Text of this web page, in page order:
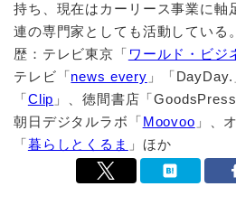
持ち、現在はカーリース事業に軸
連の専門家としても活動している
歴：テレビ東京「 ワールド・ビジ
テレビ「news every 」「
「Clip 」、徳間書店「
朝日デジタルラボ「Moovoo 」、
「暮らしとくるま 」ほか